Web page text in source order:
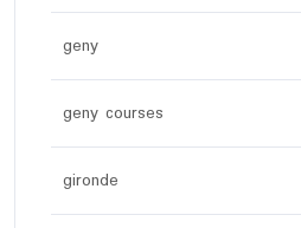
geny
geny courses
gironde